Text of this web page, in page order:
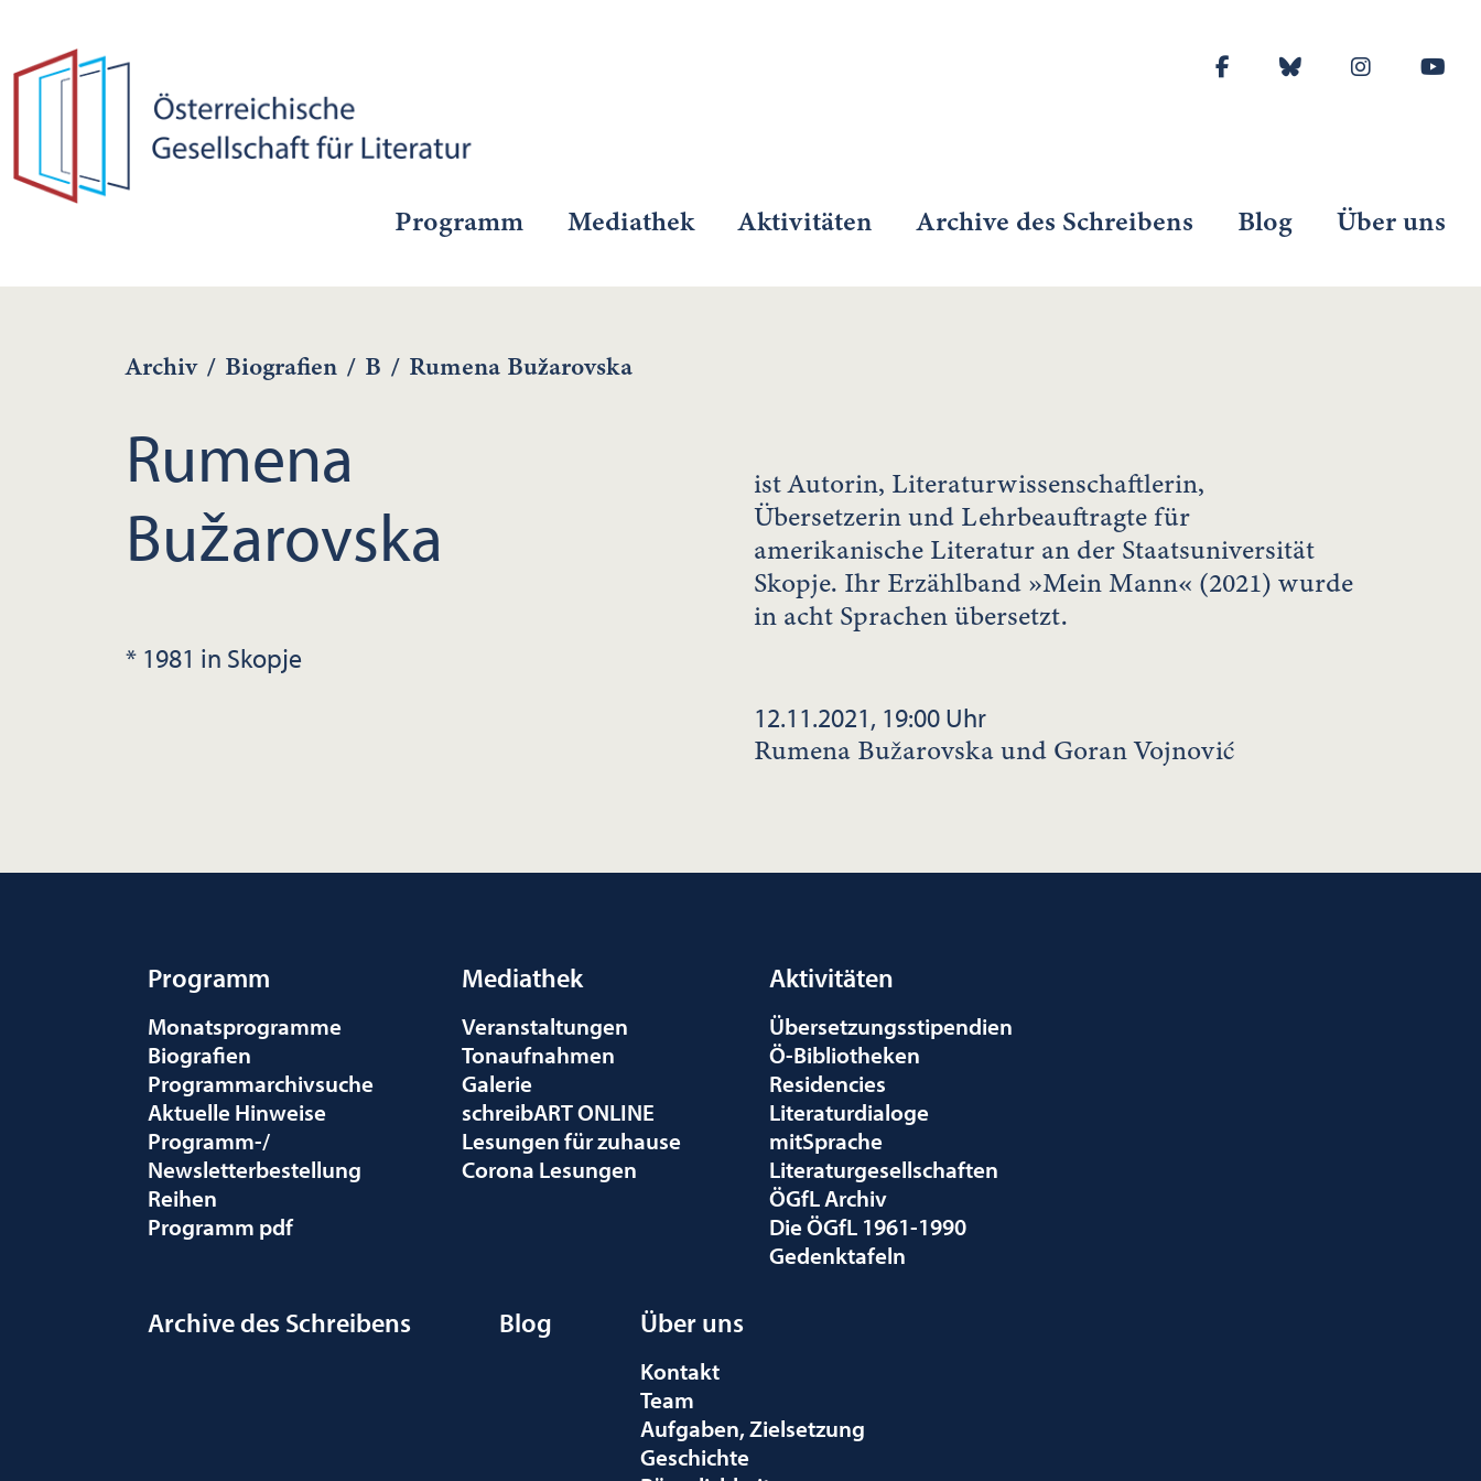
Programm Mediathek Aktivitäten Archive des Schreibens Blog Über uns
Archiv / Biografien / B / Rumena Bužarovska
Rumena
Bužarovska
* 1981 in Skopje
ist Autorin, Literaturwissenschaftlerin,
Übersetzerin und Lehrbeauftragte für
amerikanische Literatur an der Staatsuniversität
Skopje. Ihr Erzählband »Mein Mann« (2021) wurde
in acht Sprachen übersetzt.
12.11.2021, 19:00 Uhr
Rumena Bužarovska und Goran Vojnović
Programm
Monatsprogramme
Biografien
Programmarchivsuche
Aktuelle Hinweise
Programm-/
Newsletterbestellung
Reihen
Programm pdf
Mediathek
Veranstaltungen
Tonaufnahmen
Galerie
schreibART ONLINE
Lesungen für zuhause
Corona Lesungen
Aktivitäten
Übersetzungsstipendien
Ö-Bibliotheken
Residencies
Literaturdialoge
mitSprache
Literaturgesellschaften
ÖGfL Archiv
Die ÖGfL 1961-1990
Gedenktafeln
Archive des Schreibens Blog Über uns
Kontakt
Team
Aufgaben, Zielsetzung
Geschichte